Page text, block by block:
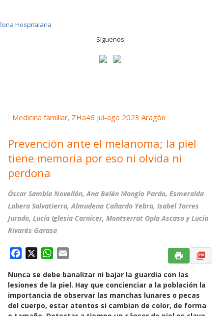
Síguenos
Medicina familiar, ZHa46 jul-ago 2023 Aragón
Prevención ante el melanoma; la piel
tiene memoria por eso ni olvida ni
perdona
Óscar Sambía Novellón, Ana Belén Mongío Pardo, Esmeralda
Lobera Salvatierra, Almudena Cañardo Yebra, Isabel Torres
Jurado, Lucía Iglesia Carnicer, Montserrat Opla Ascaso y Lucía
Rivarés Garasa
c
e
b
o
W
a
t
s
A
a
i
l
Nunca se debe banalizar ni bajar la guardia con las
lesiones de la piel. Hay que concienciar a la población la
importancia de observar las manchas lunares o pecas
del cuerpo, estar atentos si cambian de color, de forma